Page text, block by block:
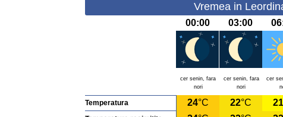
Vremea in
00:00 03:00
cer senin, fara
nori
cer senin, fara
nori
cer
Temperatura 24°C 22°C 21